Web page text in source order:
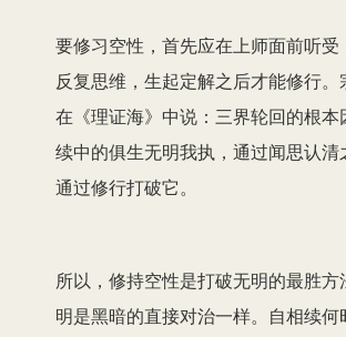
要修习空性，首先应在上师面前听受
反复思维，生起定解之后才能修行
在《理证海》中说：三界轮回的根本
续中的俱生无明我执，通过闻思认清
通过修行打破它。
所以，修持空性是打破无明的最胜方
明是黑暗的直接对治一样。自相续何